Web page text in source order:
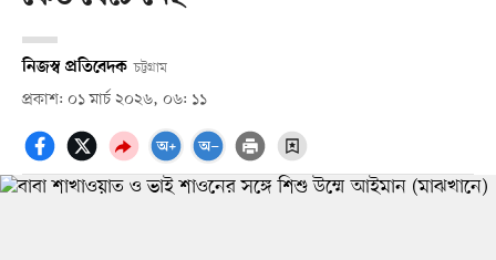
নিজস্ব প্রতিবেদক চট্টগ্রাম
প্রকাশ: ০১ মার্চ ২০২৬, ০৬: ১১